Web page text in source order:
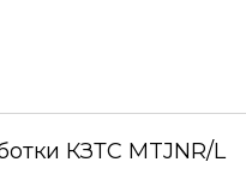
КЗТС MTJNR/L